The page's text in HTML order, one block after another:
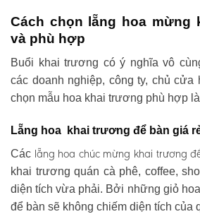
Cách chọn lẵng hoa mừng
và phù hợp
Buổi khai trương có ý nghĩa vô
các doanh nghiệp, công ty, chủ cửa
chọn mẫu hoa khai trương phù hợp
Lẵng hoa khai trương để bàn giá
Các lẵng hoa chúc mừng khai trương
khai trương quán cà phê, coffee,
diện tích vừa phải. Bởi những giỏ
để bàn sẽ không chiếm diện tích của